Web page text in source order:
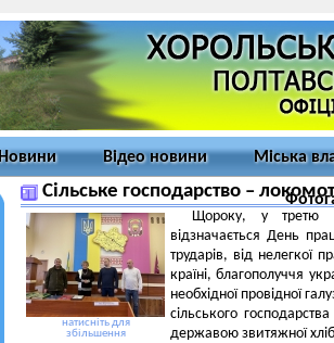
Новини Відео новини Міська
Сільське господарство –
натисніть для
збільшення
Щороку, у третю
відзначається День
трударів, від нелегкої
країні, благополуччя
необхідної провідної
сільського
державою звитяжної